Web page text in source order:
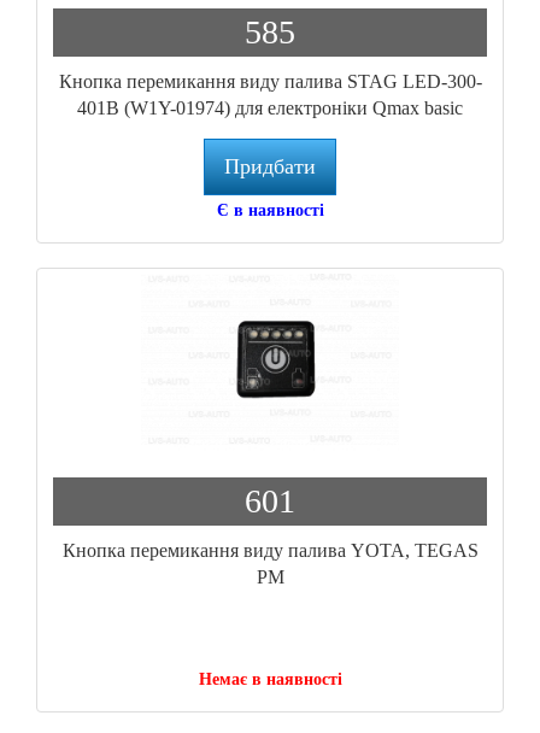
585
Кнопка перемикання виду палива STAG LED-300-
401B (W1Y-01974) для електроніки Qmax basic
Придбати
Є в наявності
601
Кнопка перемикання виду палива YOTA, TEGAS
РМ
Немає в наявності